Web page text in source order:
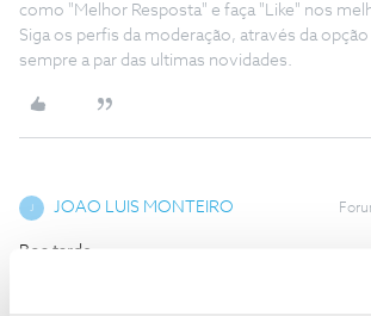
como "Melhor Resposta" e faça "Like" nos
Siga os perfis da moderação, através da
sempre a par das ultimas novidades.
JOAO LUIS MONTEIRO
Boa tarde.